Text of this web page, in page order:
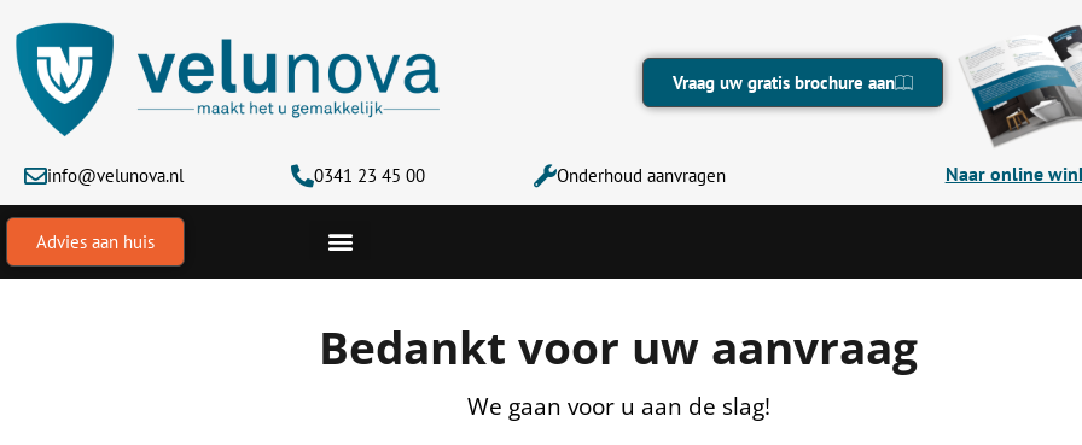
naar
inhoud
Vraag uw gratis brochure aan
info@velunova.nl 0341 23 45 00 Onderhoud aanvragen Naar online
Advies aan huis
Bedankt voor uw aanvraag
We gaan voor u aan de slag!